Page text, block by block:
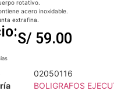
rotativo.
acero inoxidable.
extrafina.
S/ 59.00
02050116
BOLIGRAFOS